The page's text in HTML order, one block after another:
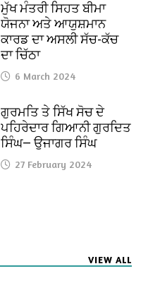
ਮੁੱਖ ਮੰਤਰੀ ਸਿਹਤ ਬੀਮਾ
ਯੋਜਨਾ ਅਤੇ ਆਯੁਸ਼ਮਾਨ
ਕਾਰਡ ਦਾ ਅਸਲੀ ਸੱਚ-ਕੱਚ
ਦਾ ਚਿੱਠਾ
6 March 2024
ਗੁਰਮਤਿ ਤੇ ਸਿੱਖ ਸੋਚ ਦੇ
ਪਹਿਰੇਦਾਰ ਗਿਆਨੀ ਗੁਰਦਿਤ
ਸਿੰਘ— ਉਜਾਗਰ ਸਿੰਘ
27 February 2024
VIEW ALL